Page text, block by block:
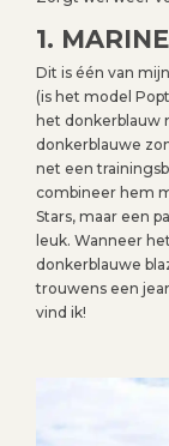
1.
Dit is één van
(is het model
het donkerblauw
donkerblauwe
net een
combineer hem
Stars, maar een
leuk. Wanneer
donkerblauwe
trouwens een
vind ik!